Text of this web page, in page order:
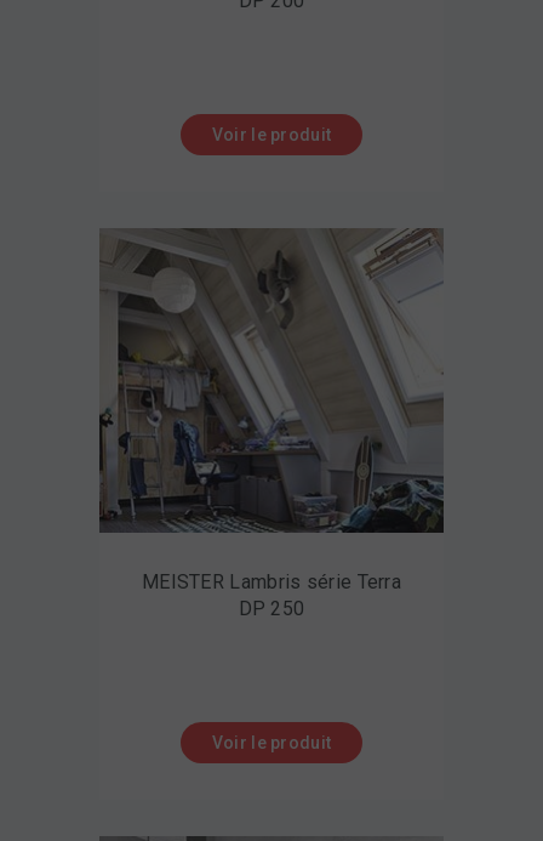
Voir le produit
MEISTER Lambris série Terra
DP 250
Voir le produit